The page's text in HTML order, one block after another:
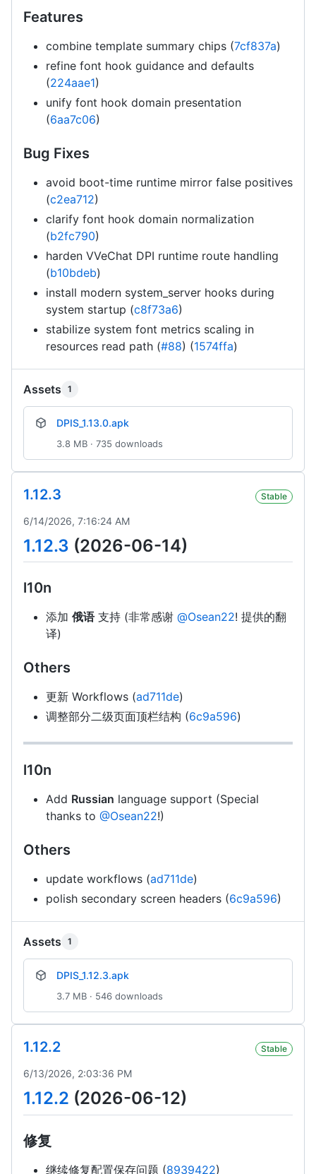
Features
combine template summary chips (7cf837a)
refine font hook guidance and defaults
(224aae1)
unify font hook domain presentation
(6aa7c06)
Bug Fixes
avoid boot-time runtime mirror false positives
(c2ea712)
clarify font hook domain normalization
(b2fc790)
harden VVeChat DPI runtime route handling
(b10bdeb)
install modern system_server hooks during
system startup (c8f73a6)
stabilize system font metrics scaling in
resources read path (#88) (1574ffa)
Assets 1
DPIS_1.13.0.apk
3.8 MB · 735 downloads
1.12.3 Stable
6/14/2026, 7:16:24 AM
1.12.3 (2026-06-14)
l10n
添加 俄语支持 (非常感谢 @Osean22! 提供的翻
译)
Others
更新 Workflows (ad711de)
调整部分二级页面顶栏结构 (6c9a596)
l10n
Add Russian language support (Special
thanks to @Osean22!)
Others
update workflows (ad711de)
polish secondary screen headers (6c9a596)
Assets 1
DPIS_1.12.3.apk
3.7 MB · 546 downloads
1.12.2 Stable
6/13/2026, 2:03:36 PM
1.12.2 (2026-06-12)
修复
继续修复配置保存问题 (8939422)